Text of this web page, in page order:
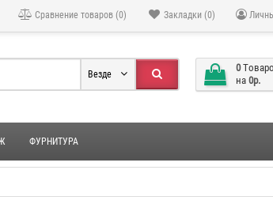
Закладки (0)
Сравнение товаров (0)
0
на 0р.
Везде
ФУРНИТУРА